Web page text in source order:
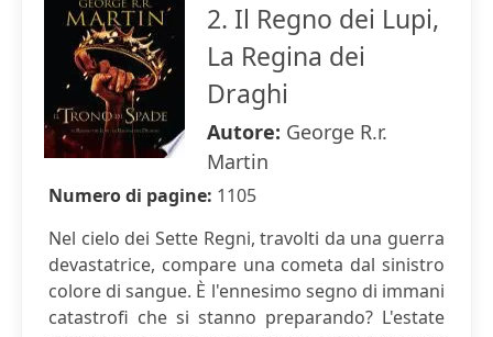
2. Il Regno dei Lupi,
La Regina dei
Draghi
Autore: George R.r.
Martin
Numero di pagine: 1105
Nel cielo dei Sette Regni, travolti da una guerra
devastatrice, compare una cometa dal sinistro
colore di sangue. È l'ennesimo segno di immani
catastrofi che si stanno preparando? L'estate